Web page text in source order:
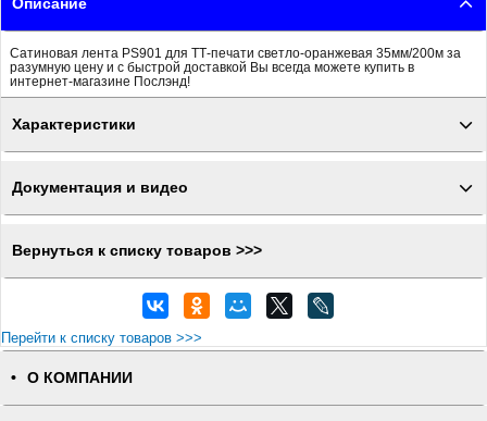
Описание
Сатиновая лента PS901 для ТТ-печати светло-оранжевая 35мм/200м за
разумную цену и с быстрой доставкой Вы всегда можете купить в
интернет-магазине Послэнд!
Характеристики
Документация и видео
Вернуться к списку товаров >>>
Перейти к списку товаров >>>
О КОМПАНИИ